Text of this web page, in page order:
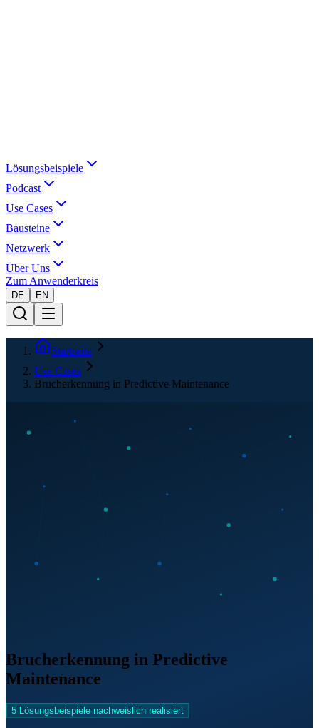
Lösungsbeispiele
Podcast
Use Cases
Bausteine
Netzwerk
Über Uns
Zum Anwenderkreis
DE EN
Startseite
Use Cases
Brucherkennung in Predictive Maintenance
Brucherkennung in Predictive
Maintenance
5 Lösungsbeispiele nachweislich realisiert